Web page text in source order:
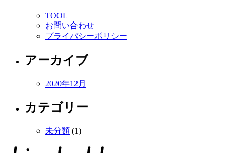
TOOL
お問い合わせ
プライバシーポリシー
アーカイブ
2020年12月
カテゴリー
未分類 (1)